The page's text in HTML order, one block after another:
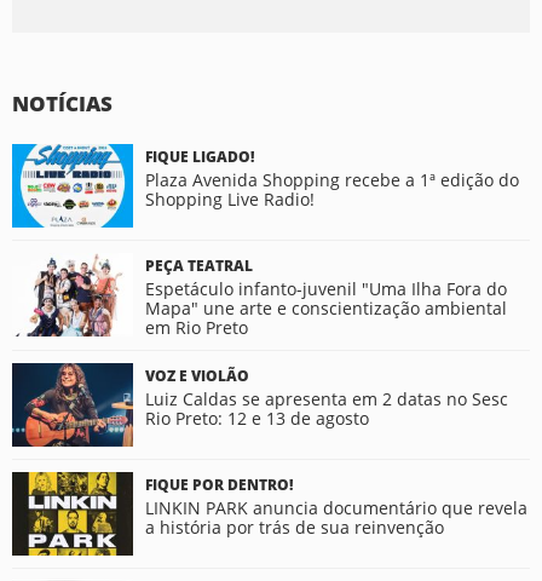
NOTÍCIAS
FIQUE LIGADO!
Plaza Avenida Shopping recebe a 1ª edição do
Shopping Live Radio!
PEÇA TEATRAL
Espetáculo infanto-juvenil "Uma Ilha Fora do
Mapa" une arte e conscientização ambiental
em Rio Preto
VOZ E VIOLÃO
Luiz Caldas se apresenta em 2 datas no Sesc
Rio Preto: 12 e 13 de agosto
FIQUE POR DENTRO!
LINKIN PARK anuncia documentário que revela
a história por trás de sua reinvenção